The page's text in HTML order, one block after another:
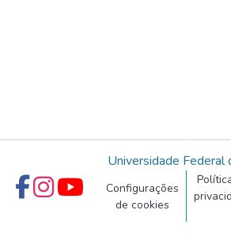
Universidade
Configurações
de cookies